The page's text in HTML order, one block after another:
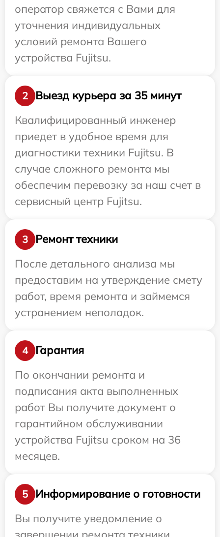
оператор свяжется с Вами для
уточнения индивидуальных
условий ремонта Вашего
устройства Fujitsu.
2
Выезд курьера за 35 минут
Квалифицированный инженер
приедет в удобное время для
диагностики техники Fujitsu. В
случае сложного ремонта мы
обеспечим перевозку за наш счет в
сервисный центр Fujitsu.
3
Ремонт техники
После детального анализа мы
предоставим на утверждение смету
работ, время ремонта и займемся
устранением неполадок.
4
Гарантия
По окончании ремонта и
подписания акта выполненных
работ Вы получите документ о
гарантийном обслуживании
устройства Fujitsu сроком на 36
месяцев.
5
Информирование о готовности
Вы получите уведомление о